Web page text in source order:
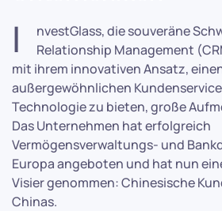
I
nvestGlass, die souveräne
Relationship Management
mit ihrem innovativen Ansatz,
außergewöhnlichen
Technologie zu bieten, große
Das Unternehmen hat erfolgreich
Vermögensverwaltungs- und
Europa angeboten und hat nun
Visier genommen: Chinesische
Chinas.